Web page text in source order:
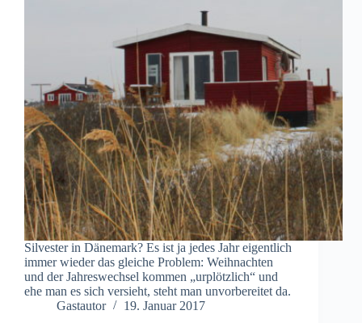
Silvester in Dänemark? Es ist ja jedes Jahr eigentlich
immer wieder das gleiche Problem: Weihnachten
und der Jahreswechsel kommen „urplötzlich“ und
ehe man es sich versieht, steht man unvorbereitet da.
Gastautor
19. Januar 2017